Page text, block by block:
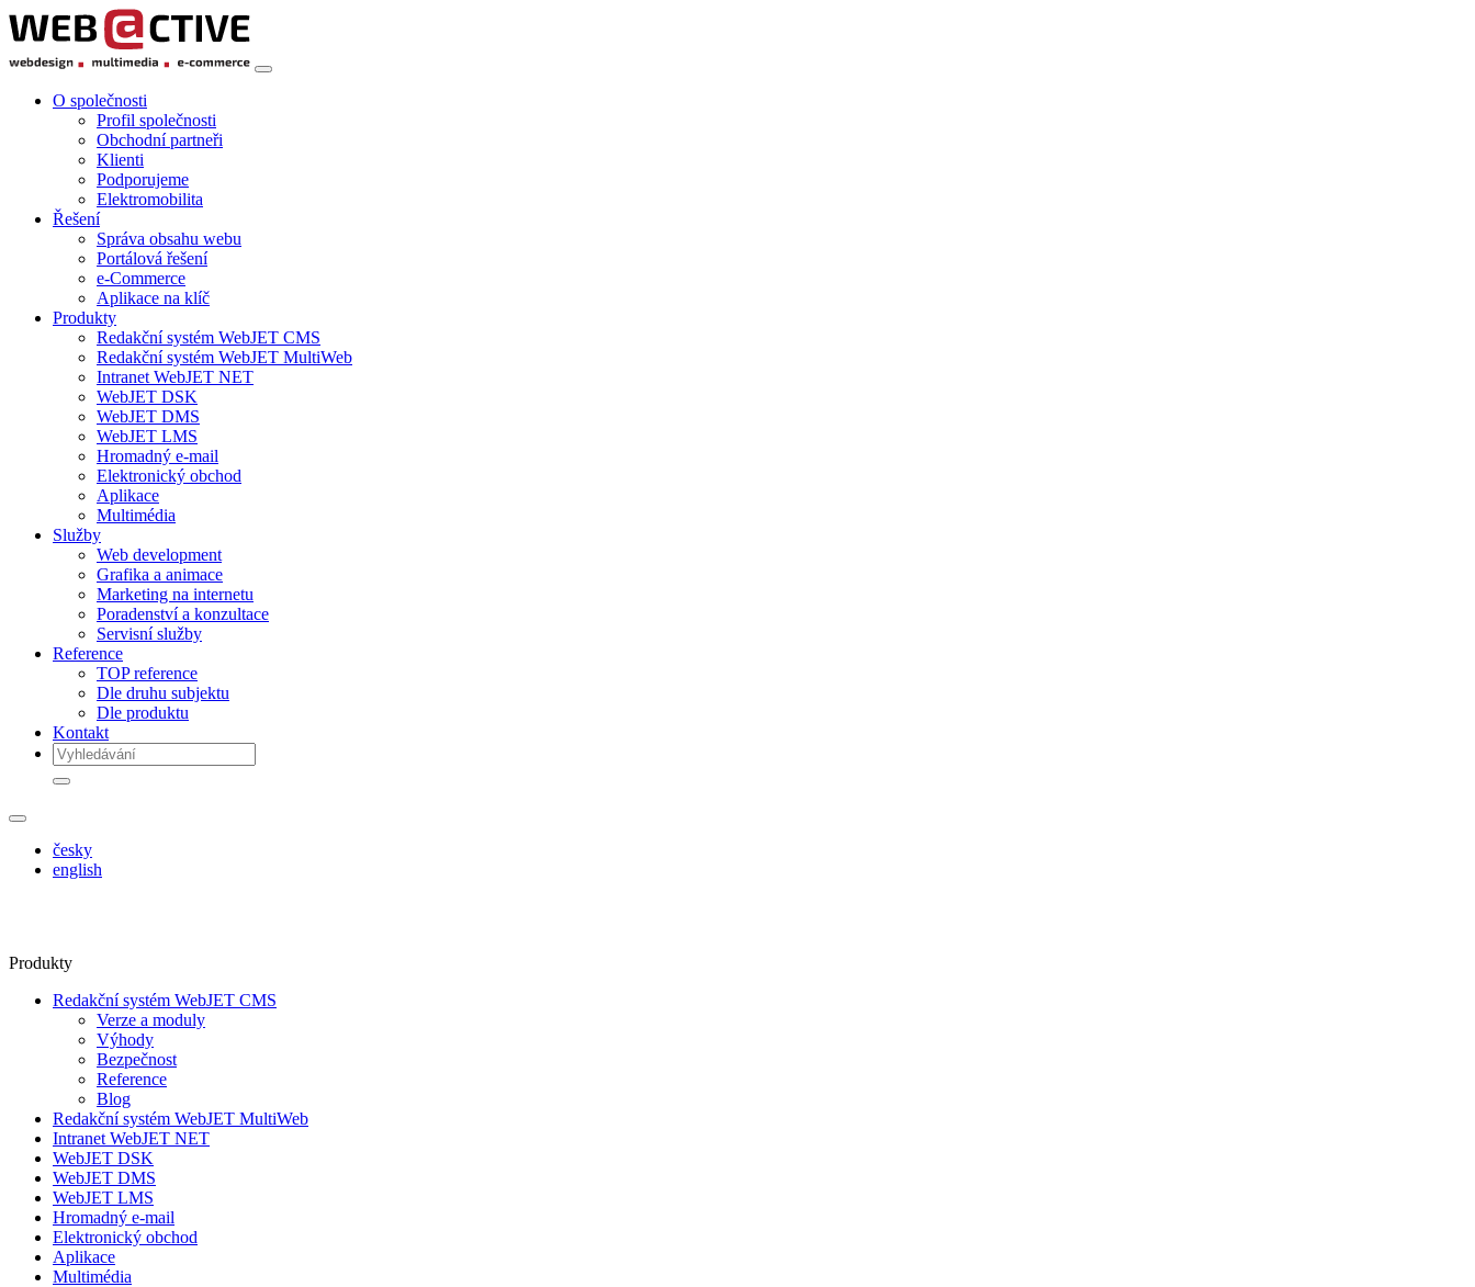
O společnosti
Profil společnosti
Obchodní partneři
Klienti
Podporujeme
Elektromobilita
Řešení
Správa obsahu webu
Portálová řešení
e-Commerce
Aplikace na klíč
Produkty
Redakční systém WebJET CMS
Redakční systém WebJET MultiWeb
Intranet WebJET NET
WebJET DSK
WebJET DMS
WebJET LMS
Hromadný e-mail
Elektronický obchod
Aplikace
Multimédia
Služby
Web development
Grafika a animace
Marketing na internetu
Poradenství a konzultace
Servisní služby
Reference
TOP reference
Dle druhu subjektu
Dle produktu
Kontakt
česky
english
Produkty
Redakční systém WebJET CMS
Verze a moduly
Výhody
Bezpečnost
Reference
Blog
Redakční systém WebJET MultiWeb
Intranet WebJET NET
WebJET DSK
WebJET DMS
WebJET LMS
Hromadný e-mail
Elektronický obchod
Aplikace
Multimédia